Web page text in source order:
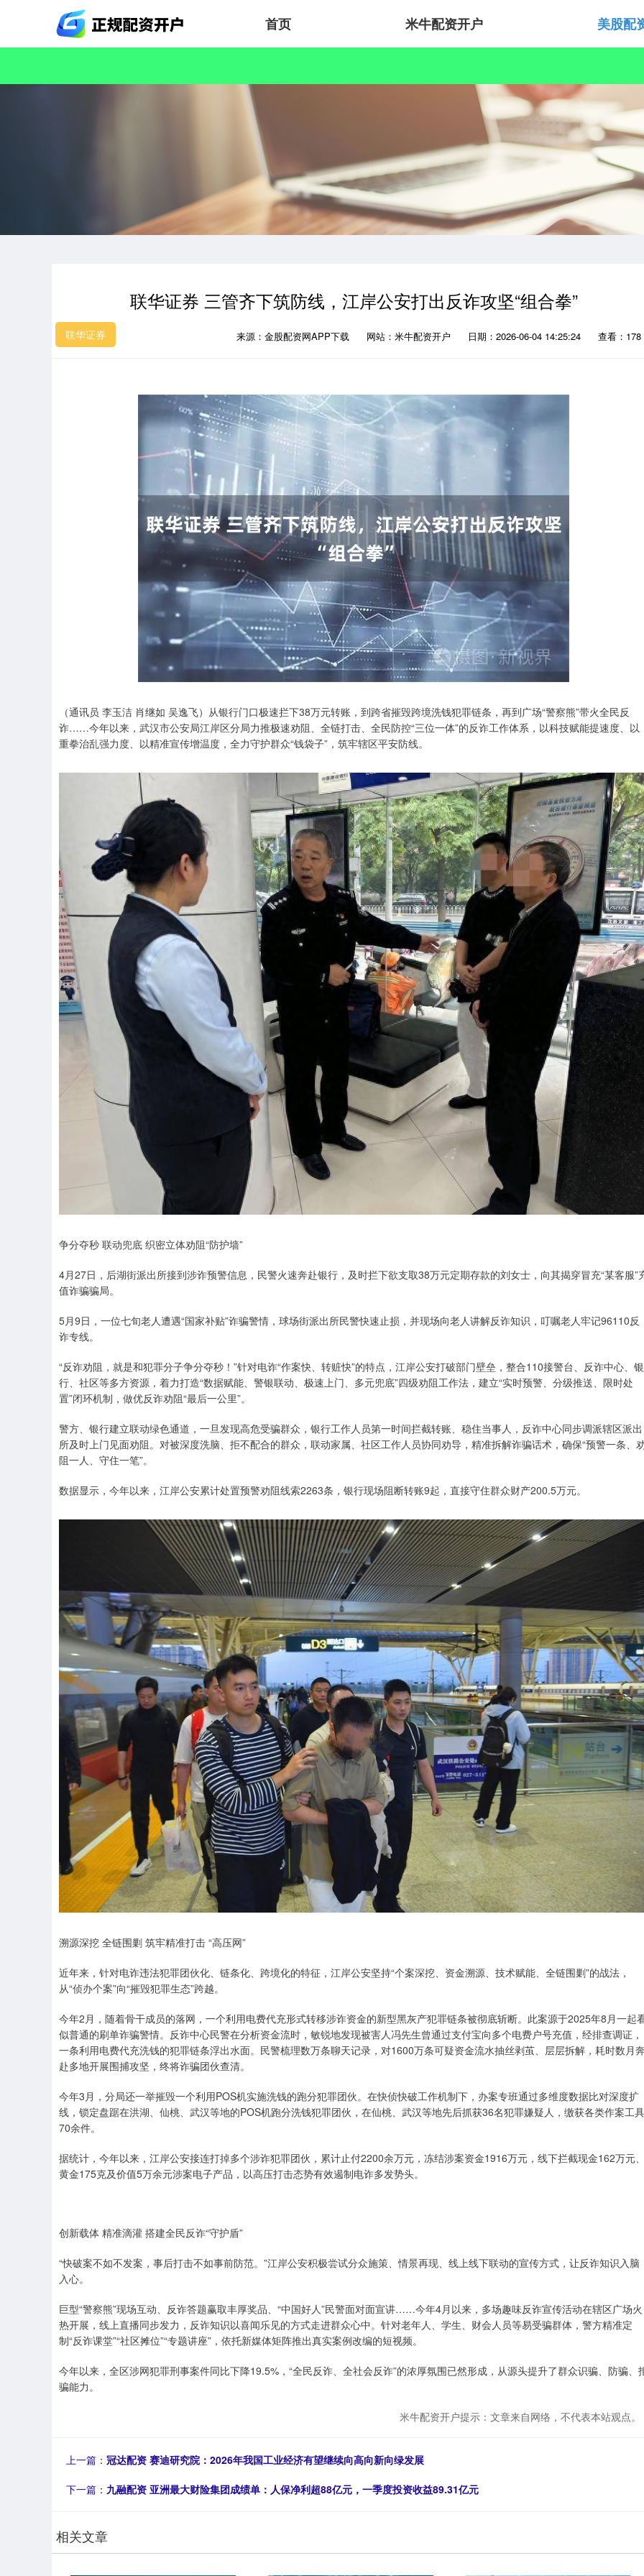
首页 米牛配资开户 美股配
联华证券 三管齐下筑防线，江岸公安打出反诈攻坚“组合拳”
联华证券 来源：金股配资网APP下载 网站：米牛配资开户 日期：2026-06-04 14:25:24 查看：178
（通讯员 李玉洁 肖继如 吴逸飞）从银行门口极速拦下38万元转账，到跨省摧毁跨境洗钱犯罪链条，再到广场“警察熊”带火全民反
诈……今年以来，武汉市公安局江岸区分局力推极速劝阻、全链打击、全民防控“三位一体”的反诈工作体系，以科技赋能提速度、以
重拳治乱强力度、以精准宣传增温度，全力守护群众“钱袋子”，筑牢辖区平安防线。
争分夺秒 联动兜底 织密立体劝阻“防护墙”
4月27日，后湖街派出所接到涉诈预警信息，民警火速奔赴银行，及时拦下欲支取38万元定期存款的刘女士，向其揭穿冒充“某客服”
值诈骗骗局。
5月9日，一位七旬老人遭遇“国家补贴”诈骗警情，球场街派出所民警快速止损，并现场向老人讲解反诈知识，叮嘱老人牢记96110反
诈专线。
“反诈劝阻，就是和犯罪分子争分夺秒！”针对电诈“作案快、转赃快”的特点，江岸公安打破部门壁垒，整合110接警台、反诈中心、银
行、社区等多方资源，着力打造“数据赋能、警银联动、极速上门、多元兜底”四级劝阻工作法，建立“实时预警、分级推送、限时处
置”闭环机制，做优反诈劝阻“最后一公里”。
警方、银行建立联动绿色通道，一旦发现高危受骗群众，银行工作人员第一时间拦截转账、稳住当事人，反诈中心同步调派辖区派出
所及时上门见面劝阻。对被深度洗脑、拒不配合的群众，联动家属、社区工作人员协同劝导，精准拆解诈骗话术，确保“预警一条、
阻一人、守住一笔”。
数据显示，今年以来，江岸公安累计处置预警劝阻线索2263条，银行现场阻断转账9起，直接守住群众财产200.5万元。
溯源深挖 全链围剿 筑牢精准打击 “高压网”
近年来，针对电诈违法犯罪团伙化、链条化、跨境化的特征，江岸公安坚持“个案深挖、资金溯源、技术赋能、全链围剿”的战法，
从“侦办个案”向“摧毁犯罪生态”跨越。
今年2月，随着骨干成员的落网，一个利用电费代充形式转移涉诈资金的新型黑灰产犯罪链条被彻底斩断。此案源于2025年8月一起
似普通的刷单诈骗警情。反诈中心民警在分析资金流时，敏锐地发现被害人冯先生曾通过支付宝向多个电费户号充值，经排查调证，
一条利用电费代充洗钱的犯罪链条浮出水面。民警梳理数万条聊天记录，对1600万条可疑资金流水抽丝剥茧、层层拆解，耗时数月
赴多地开展围捕攻坚，终将诈骗团伙查清。
今年3月，分局还一举摧毁一个利用POS机实施洗钱的跑分犯罪团伙。在快侦快破工作机制下，办案专班通过多维度数据比对深度扩
线，锁定盘踞在洪湖、仙桃、武汉等地的POS机跑分洗钱犯罪团伙，在仙桃、武汉等地先后抓获36名犯罪嫌疑人，缴获各类作案工具
70余件。
据统计，今年以来，江岸公安接连打掉多个涉诈犯罪团伙，累计止付2200余万元，冻结涉案资金1916万元，线下拦截现金162万元
黄金175克及价值5万余元涉案电子产品，以高压打击态势有效遏制电诈多发势头。
创新载体 精准滴灌 搭建全民反诈“守护盾”
“快破案不如不发案，事后打击不如事前防范。”江岸公安积极尝试分众施策、情景再现、线上线下联动的宣传方式，让反诈知识入脑
入心。
巨型“警察熊”现场互动、反诈答题赢取丰厚奖品、“中国好人”民警面对面宣讲……今年4月以来，多场趣味反诈宣传活动在辖区广场火
热开展，线上直播同步发力，反诈知识以喜闻乐见的方式走进群众心中。针对老年人、学生、财会人员等易受骗群体，警方精准定
制“反诈课堂”“社区摊位”“专题讲座”，依托新媒体矩阵推出真实案例改编的短视频。
今年以来，全区涉网犯罪刑事案件同比下降19.5%，“全民反诈、全社会反诈”的浓厚氛围已然形成，从源头提升了群众识骗、防骗、
骗能力。
米牛配资开户提示：文章来自网络，不代表本站观点。
上一篇： 冠达配资 赛迪研究院：2026年我国工业经济有望继续向高向新向绿发展
下一篇： 九融配资 亚洲最大财险集团成绩单：人保净利超88亿元，一季度投资收益89.31亿元
相关文章